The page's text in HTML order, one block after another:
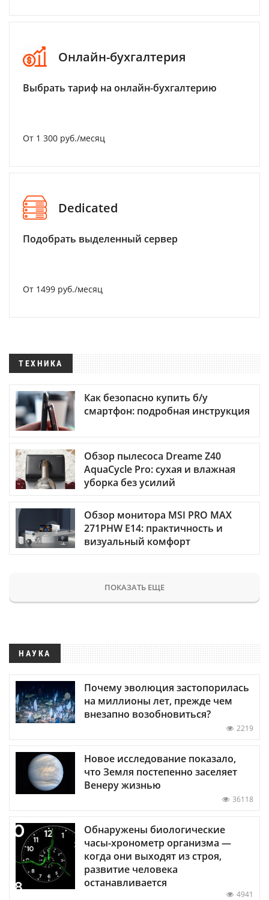
Онлайн-бухгалтерия
Выбрать тариф на онлайн-бухгалтерию
От 1 300 руб./месяц
Dedicated
Подобрать выделенный сервер
От 1499 руб./месяц
ТЕХНИКА
Как безопасно купить б/у
смартфон: подробная инструкция
Обзор пылесоса Dreame Z40
AquaCycle Pro: сухая и влажная
уборка без усилий
Обзор монитора MSI PRO MAX
271PHW E14: практичность и
визуальный комфорт
ПОКАЗАТЬ ЕЩЕ
НАУКА
Почему эволюция застопорилась
на миллионы лет, прежде чем
внезапно возобновиться?
2219
Новое исследование показало,
что Земля постепенно заселяет
Венеру жизнью
36118
Обнаружены биологические
часы-хронометр организма —
когда они выходят из строя,
развитие человека
останавливается
4941